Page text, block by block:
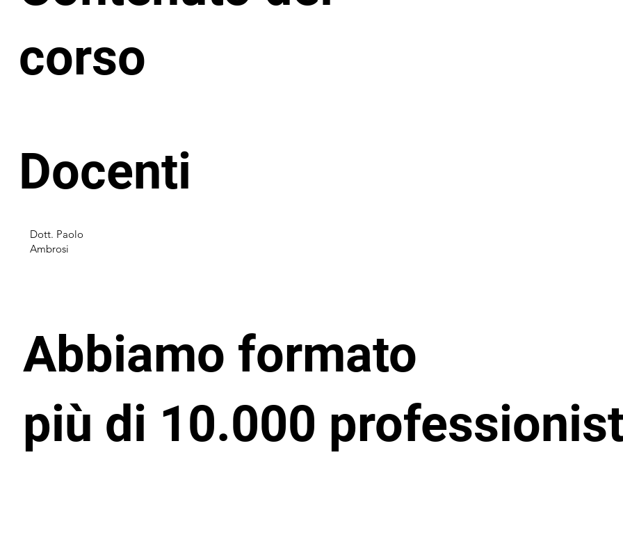
tutto è inutile se non utilizziamo un vetro extra chiaro.
vetro ed a sfruttarle nella vendita. Partecipando imparerete a “Vendere
la luce” invece che “Vendere la finestra” e questo aspetto è
estremamente convincente perché tutti vogliono una casa più luminosa!
contestazioni e chiudere più facilmente le vendite.
corso
Docenti
Dott. Paolo
Ambrosi
Abbiamo formato
più di 10.000